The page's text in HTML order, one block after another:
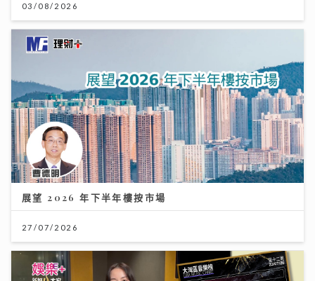
03/08/2026
展望 2026 年下半年樓按市場
27/07/2026